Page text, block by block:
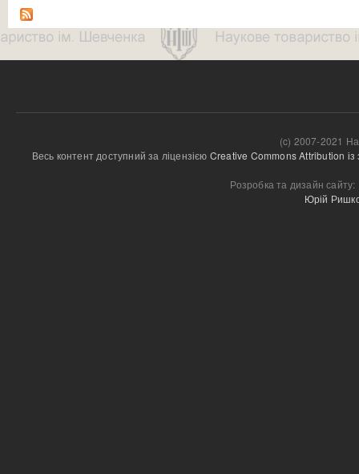
(c) 2007-2021
Весь контент доступний за ліцензією Creative Commons Attribution
Розробка та дизайн сайту:
Юрій